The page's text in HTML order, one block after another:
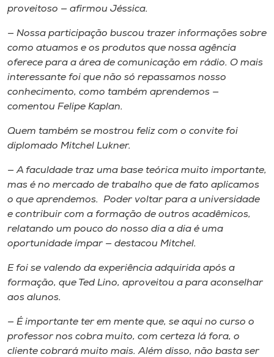
proveitoso — afirmou Jéssica.
— Nossa participação buscou trazer informações sobre
como atuamos e os produtos que nossa agência
oferece para a área de comunicação em rádio. O mais
interessante foi que não só repassamos nosso
conhecimento, como também aprendemos —
comentou Felipe Kaplan.
Quem também se mostrou feliz com o convite foi
diplomado Mitchel Lukner.
— A faculdade traz uma base teórica muito importante,
mas é no mercado de trabalho que de fato aplicamos
o que aprendemos. Poder voltar para a universidade
e contribuir com a formação de outros acadêmicos,
relatando um pouco do nosso dia a dia é uma
oportunidade ímpar — destacou Mitchel.
E foi se valendo da experiência adquirida após a
formação, que Ted Lino, aproveitou a para aconselhar
aos alunos.
— É importante ter em mente que, se aqui no curso o
professor nos cobra muito, com certeza lá fora, o
cliente cobrará muito mais. Além disso, não basta ser